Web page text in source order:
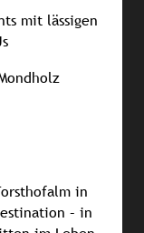
mit lässigen
in
– in